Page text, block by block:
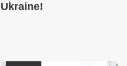
Ukraine!